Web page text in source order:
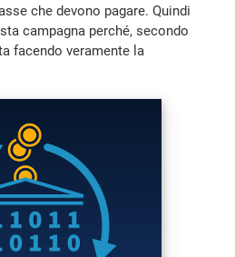
che devono pagare. Quindi
campagna perché, secondo
facendo veramente la